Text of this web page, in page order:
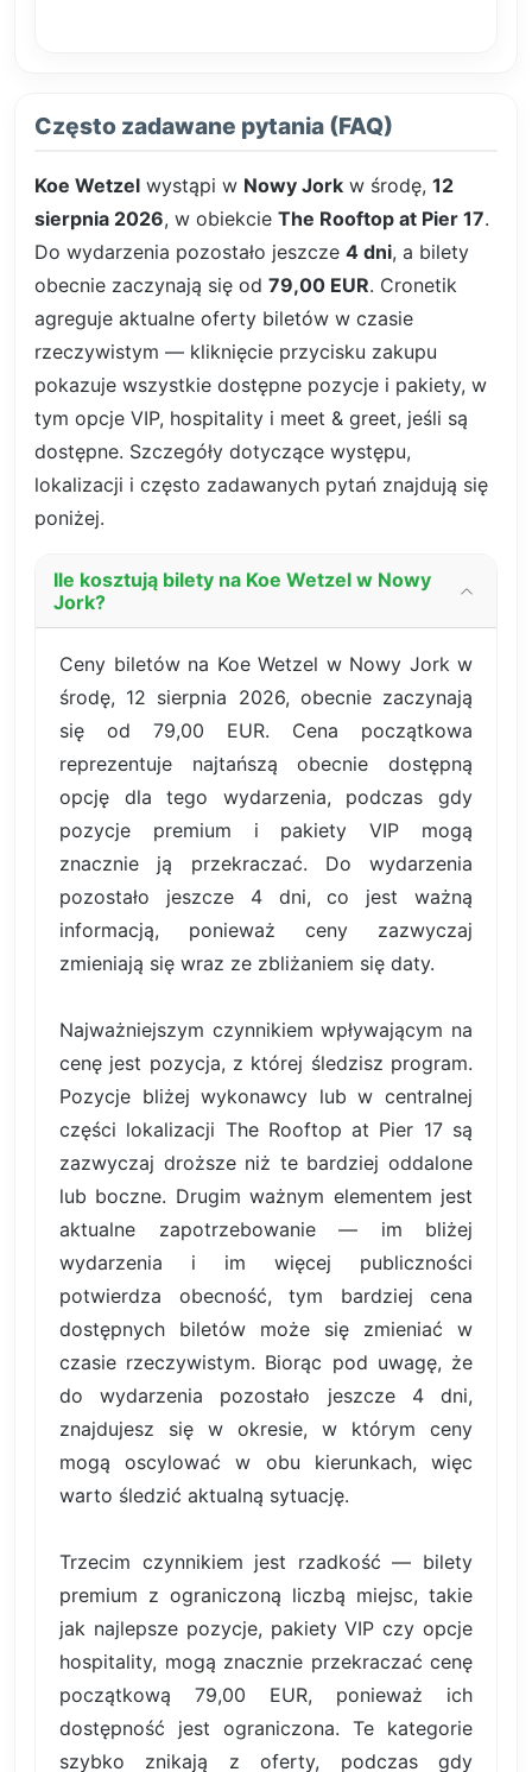
Często zadawane pytania (FAQ)
Koe Wetzel wystąpi w Nowy Jork w środę, 12
sierpnia 2026, w obiekcie The Rooftop at Pier 17.
Do wydarzenia pozostało jeszcze 4 dni, a bilety
obecnie zaczynają się od 79,00 EUR. Cronetik
agreguje aktualne oferty biletów w czasie
rzeczywistym — kliknięcie przycisku zakupu
pokazuje wszystkie dostępne pozycje i pakiety, w
tym opcje VIP, hospitality i meet & greet, jeśli są
dostępne. Szczegóły dotyczące występu,
lokalizacji i często zadawanych pytań znajdują się
poniżej.
Ile kosztują bilety na Koe Wetzel w Nowy
Jork?
Ceny biletów na Koe Wetzel w Nowy Jork w
środę, 12 sierpnia 2026, obecnie zaczynają
się od 79,00 EUR. Cena początkowa
reprezentuje najtańszą obecnie dostępną
opcję dla tego wydarzenia, podczas gdy
pozycje premium i pakiety VIP mogą
znacznie ją przekraczać. Do wydarzenia
pozostało jeszcze 4 dni, co jest ważną
informacją, ponieważ ceny zazwyczaj
zmieniają się wraz ze zbliżaniem się daty.
Najważniejszym czynnikiem wpływającym na
cenę jest pozycja, z której śledzisz program.
Pozycje bliżej wykonawcy lub w centralnej
części lokalizacji The Rooftop at Pier 17 są
zazwyczaj droższe niż te bardziej oddalone
lub boczne. Drugim ważnym elementem jest
aktualne zapotrzebowanie — im bliżej
wydarzenia i im więcej publiczności
potwierdza obecność, tym bardziej cena
dostępnych biletów może się zmieniać w
czasie rzeczywistym. Biorąc pod uwagę, że
do wydarzenia pozostało jeszcze 4 dni,
znajdujesz się w okresie, w którym ceny
mogą oscylować w obu kierunkach, więc
warto śledzić aktualną sytuację.
Trzecim czynnikiem jest rzadkość — bilety
premium z ograniczoną liczbą miejsc, takie
jak najlepsze pozycje, pakiety VIP czy opcje
hospitality, mogą znacznie przekraczać cenę
początkową 79,00 EUR, ponieważ ich
dostępność jest ograniczona. Te kategorie
szybko znikają z oferty, podczas gdy